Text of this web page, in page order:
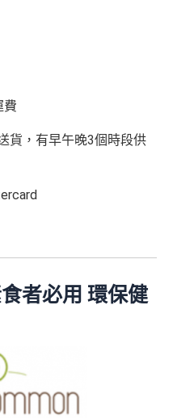
費
貨，有早午晚3個時段供
者必用 環保健